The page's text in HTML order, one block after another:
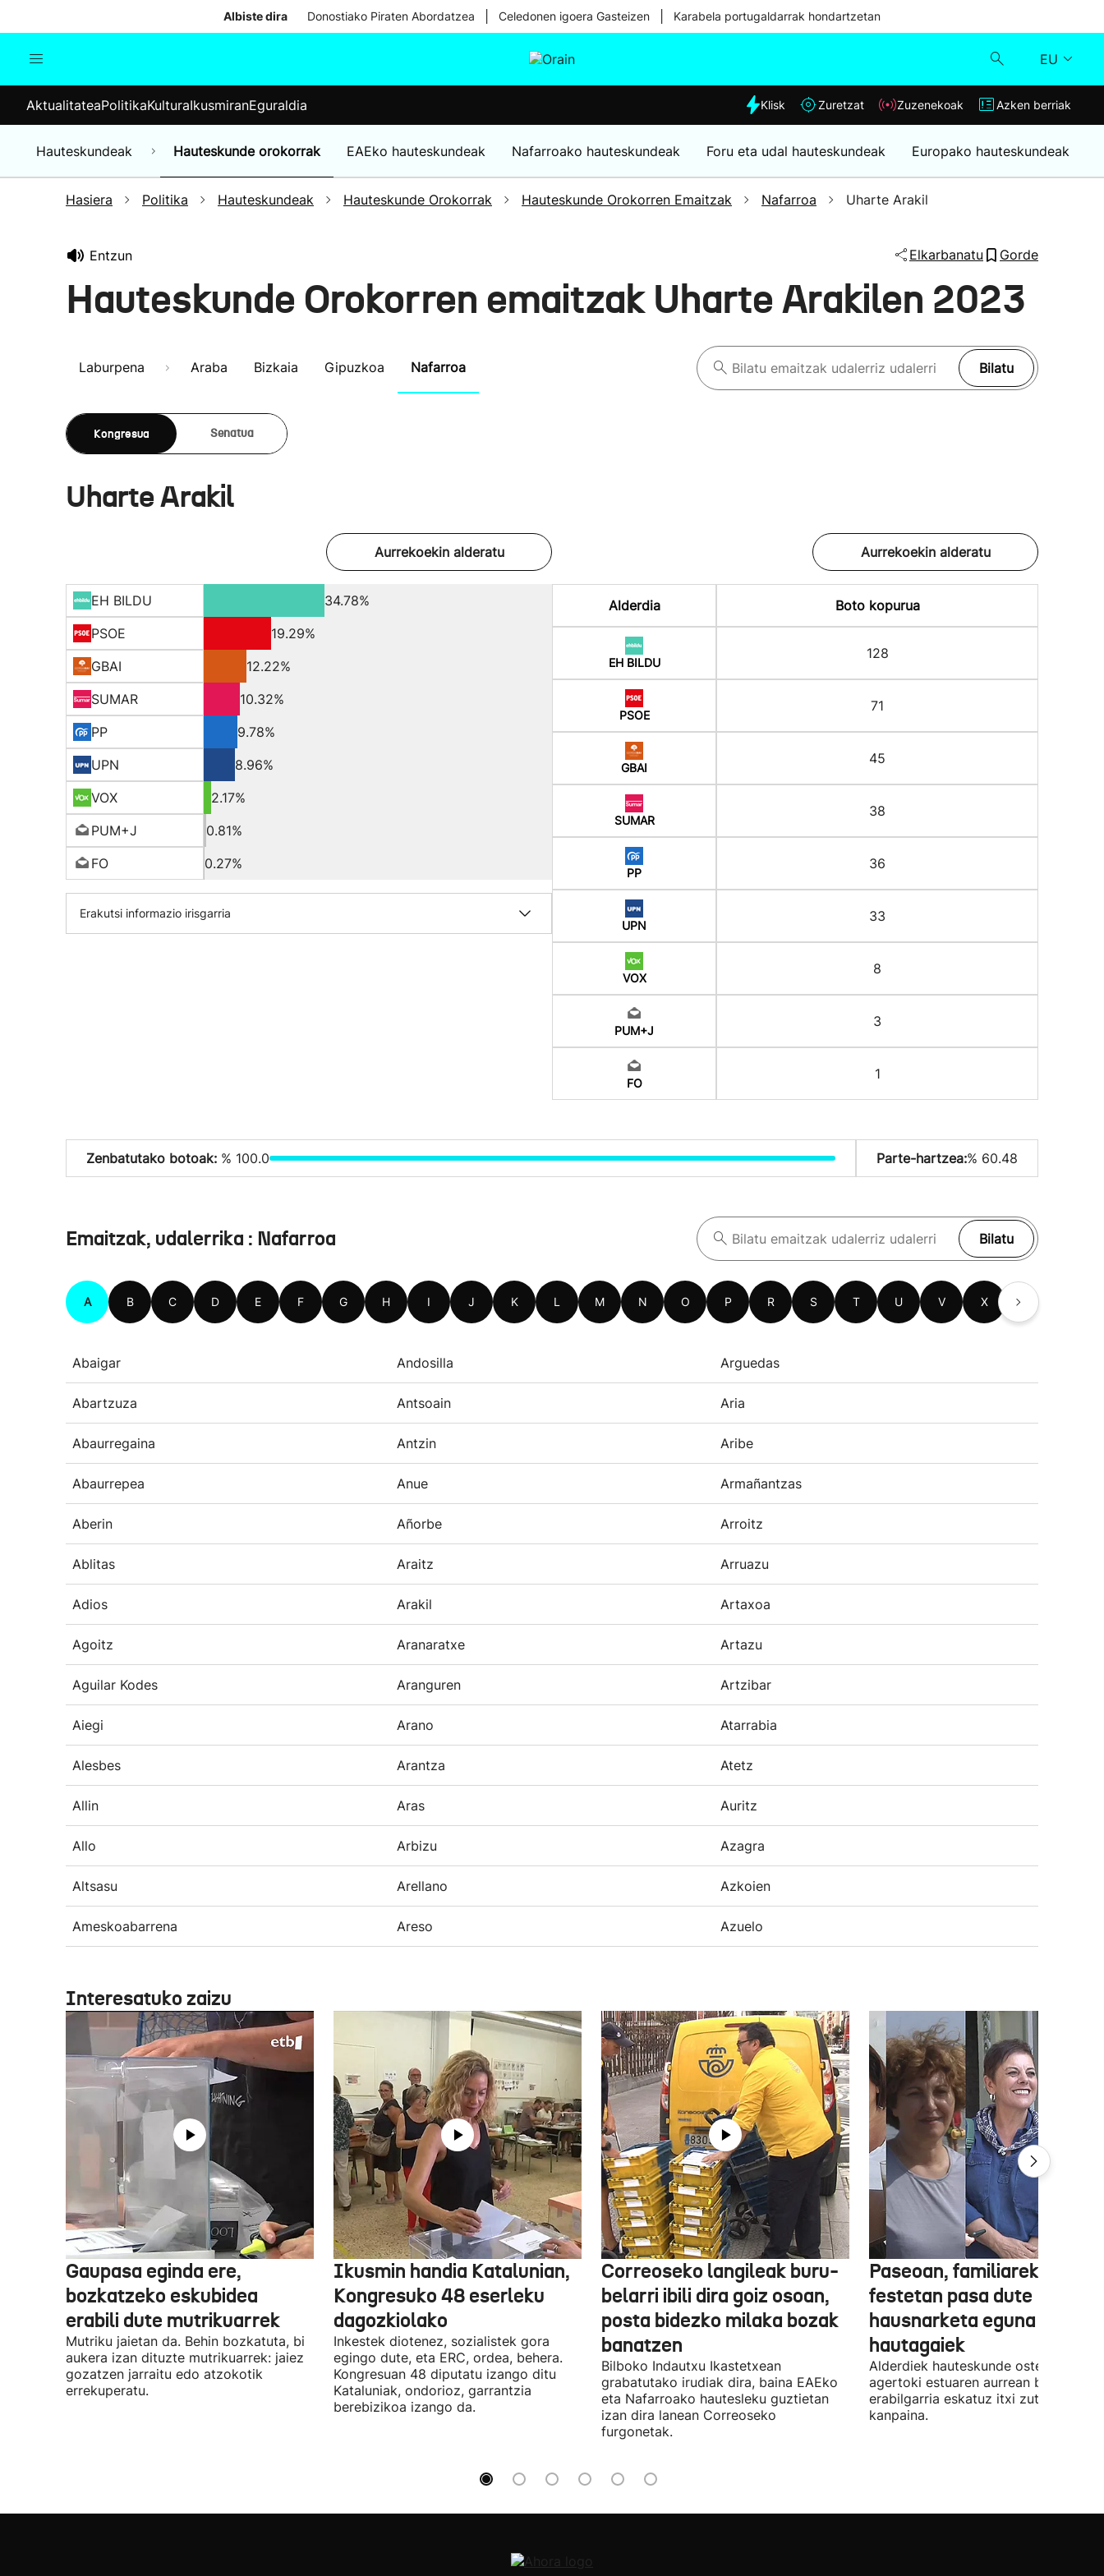
Albiste dira Donostiako Piraten Abordatzea Celedonen igoera Gasteizen Karabela portugaldarrak hondartzetan
EU
Munduko albisteak
Hauteskundeak
Eguraldia
Klisk
Zuzenekoak
Azken berriak
AktualitateaPolitikaKulturaIkusmiranEguraldia Klisk Zuretzat Zuzenekoak Azken berriak
Hauteskundeak Hauteskunde orokorrak EAEko hauteskundeak Nafarroako hauteskundeak Foru eta udal hauteskundeak Europako hauteskundeak
Hasiera Politika Hauteskundeak Hauteskunde Orokorrak Hauteskunde Orokorren Emaitzak Nafarroa Uharte Arakil
Entzun Elkarbanatu Gorde
Hauteskunde Orokorren emaitzak Uharte Arakilen 2023
Laburpena Araba Bizkaia Gipuzkoa Nafarroa Bilatu
Kongresua Senatua
Uharte Arakil
Aurrekoekin alderatu
EH BILDU
34.78%
PSOE
19.29%
GBAI
12.22%
SUMAR
10.32%
PP
9.78%
UPN
8.96%
VOX
2.17%
PUM+J
0.81%
FO
0.27%
Erakutsi informazio irisgarria
Aurrekoekin alderatu
Alderdia Boto kopurua
EH BILDU
128
PSOE
71
GBAI
45
SUMAR
38
PP
36
UPN
33
VOX
8
PUM+J
3
FO
1
Zenbatutako botoak: % 100.0 Parte-hartzea:% 60.48
Emaitzak, udalerrika : Nafarroa Bilatu
A B C D E F G H I J K L M N O P R S T U V X
Abaigar Andosilla Arguedas
Abartzuza Antsoain Aria
Abaurregaina Antzin Aribe
Abaurrepea Anue Armañantzas
Aberin Añorbe Arroitz
Ablitas Araitz Arruazu
Adios Arakil Artaxoa
Agoitz Aranaratxe Artazu
Aguilar Kodes Aranguren Artzibar
Aiegi Arano Atarrabia
Alesbes Arantza Atetz
Allin Aras Auritz
Allo Arbizu Azagra
Altsasu Arellano Azkoien
Ameskoabarrena Areso Azuelo
Interesatuko zaizu
Gaupasa eginda ere,
bozkatzeko eskubidea
erabili dute mutrikuarrek
Mutriku jaietan da. Behin bozkatuta, bi
aukera izan dituzte mutrikuarrek: jaiez
gozatzen jarraitu edo atzokotik
errekuperatu.
Ikusmin handia Katalunian,
Kongresuko 48 eserleku
dagozkiolako
Inkestek diotenez, sozialistek gora
egingo dute, eta ERC, ordea, behera.
Kongresuan 48 diputatu izango ditu
Kataluniak, ondorioz, garrantzia
berebizikoa izango da.
Correoseko langileak buru-
belarri ibili dira goiz osoan,
posta bidezko milaka bozak
banatzen
Bilboko Indautxu Ikastetxean
grabatutako irudiak dira, baina EAEko
eta Nafarroako hautesleku guztietan
izan dira lanean Correoseko
furgonetak.
Paseoan, familiarekin edo
festetan pasa dute
hausnarketa eguna
hautagaiek
Alderdiek hauteskunde osteko
agertoki estuaren aurrean boto
erabilgarria eskatuz itxi zuten atzo
kanpaina.